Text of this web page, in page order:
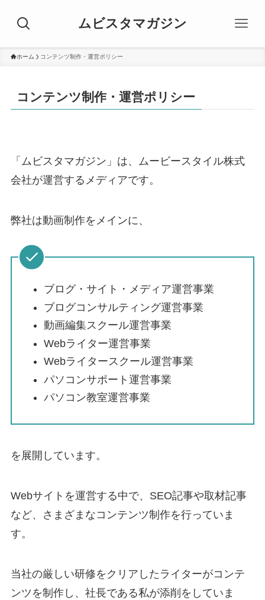
ムビスタマガジン
ホーム コンテンツ制作・運営ポリシー
コンテンツ制作・運営ポリシー
「ムビスタマガジン」は、ムービースタイル株式
会社が運営するメディアです。
弊社は動画制作をメインに、
ブログ・サイト・メディア運営事業
ブログコンサルティング運営事業
動画編集スクール運営事業
Webライター運営事業
Webライタースクール運営事業
パソコンサポート運営事業
パソコン教室運営事業
を展開しています。
Webサイトを運営する中で、SEO記事や取材記事
など、さまざまなコンテンツ制作を行っていま
す。
当社の厳しい研修をクリアしたライターがコンテ
ンツを制作し、社長である私が添削をしていま